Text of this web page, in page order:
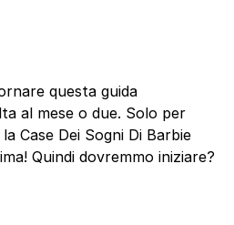
questa guida
al mese o due. Solo per
Case Dei Sogni Di Barbie
Quindi dovremmo iniziare?